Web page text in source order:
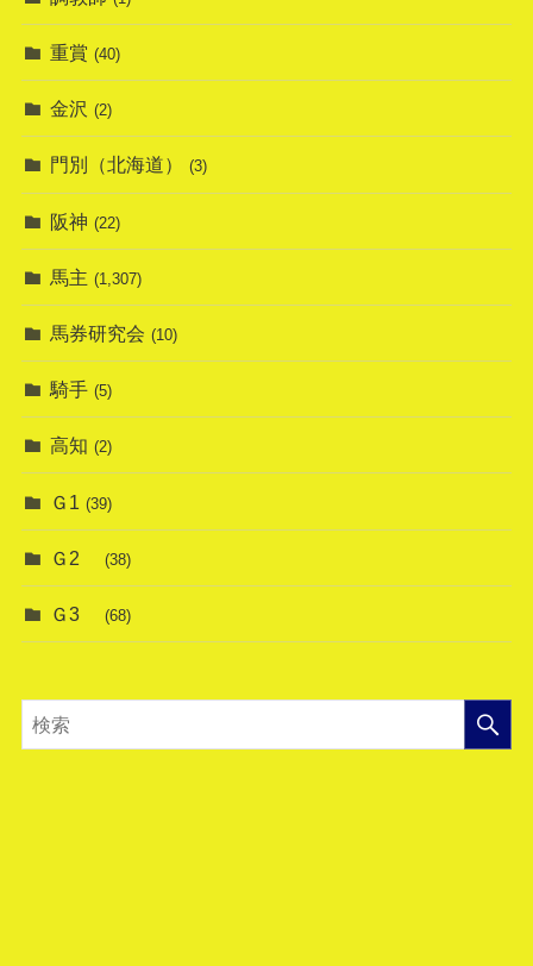
重賞 (40)
金沢 (2)
門別（北海道） (3)
阪神 (22)
馬主 (1,307)
馬券研究会 (10)
騎手 (5)
高知 (2)
Ｇ1 (39)
Ｇ2 (38)
Ｇ3 (68)